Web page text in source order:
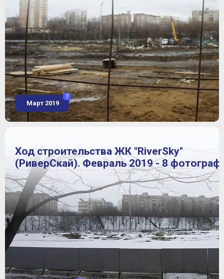
Март 2019
7
Ход строительства ЖК "RiverSky"
(РиверСкай). Февраль 2019 - 8